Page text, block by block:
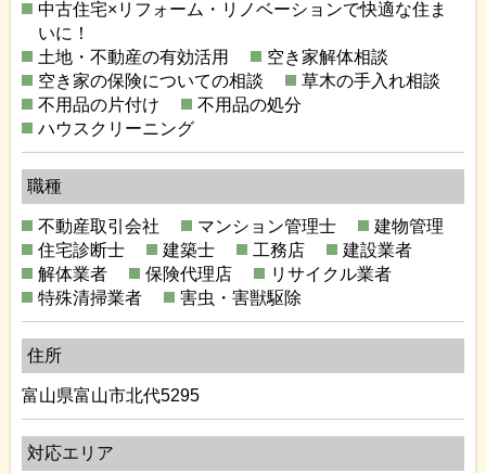
中古住宅×リフォーム・リノベーションで快適な住ま
いに！
土地・不動産の有効活用
空き家解体相談
空き家の保険についての相談
草木の手入れ相談
不用品の片付け
不用品の処分
ハウスクリーニング
職種
不動産取引会社 マンション管理士
建物管理
住宅診断士
建築士 工務店
建設業者
解体業者
保険代理店
リサイクル業者
特殊清掃業者
害虫・害獣駆除
住所
富山県富山市北代5295
対応エリア